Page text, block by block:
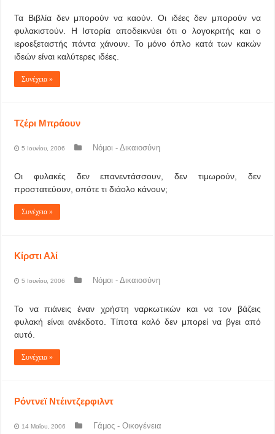
Τα Βιβλία δεν μπορούν να καούν. Οι ιδέες δεν μπορούν να
φυλακιστούν. Η Ιστορία αποδεικνύει ότι ο λογοκριτής και ο
ιεροεξεταστής πάντα χάνουν. Το μόνο όπλο κατά των κακών
ιδεών είναι καλύτερες ιδέες.
Συνέχεια »
Τζέρι Μπράουν
5 Ιουνίου, 2006 Νόμοι - Δικαιοσύνη
Οι φυλακές δεν επανεντάσσουν, δεν τιμωρούν, δεν
προστατεύουν, οπότε τι διάολο κάνουν;
Συνέχεια »
Κίρστι Αλί
5 Ιουνίου, 2006 Νόμοι - Δικαιοσύνη
Το να πιάνεις έναν χρήστη ναρκωτικών και να τον βάζεις
φυλακή είναι ανέκδοτο. Τίποτα καλό δεν μπορεί να βγει από
αυτό.
Συνέχεια »
Ρόντνεϊ Ντέιντζερφιλντ
14 Μαΐου, 2006 Γάμος - Οικογένεια